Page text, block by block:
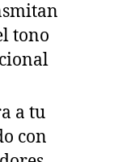
tono
a tu
con